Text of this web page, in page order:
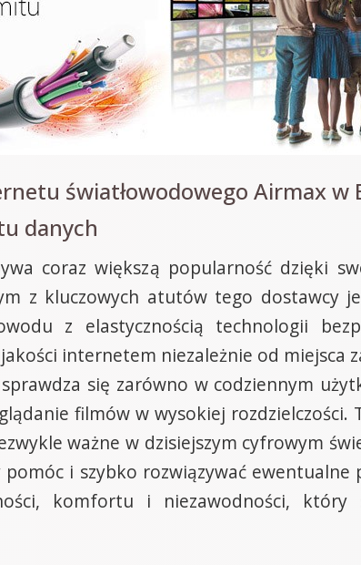
światłowodowego Airmax w
danych
coraz większą popularność dzięki
z kluczowych atutów tego dostawcy
z elastycznością technologii
internetem niezależnie od miejsca
się zarówno w codziennym
filmów w wysokiej rozdzielczości.
ważne w dzisiejszym cyfrowym
i szybko rozwiązywać
komfortu i niezawodności, który